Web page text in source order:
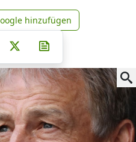
news.de zu Google
hinzufügen
Facebook
Teilen auf Whatsapp
Teilen auf Telegram
Pinterest
E-Mail teilen
Post auf X